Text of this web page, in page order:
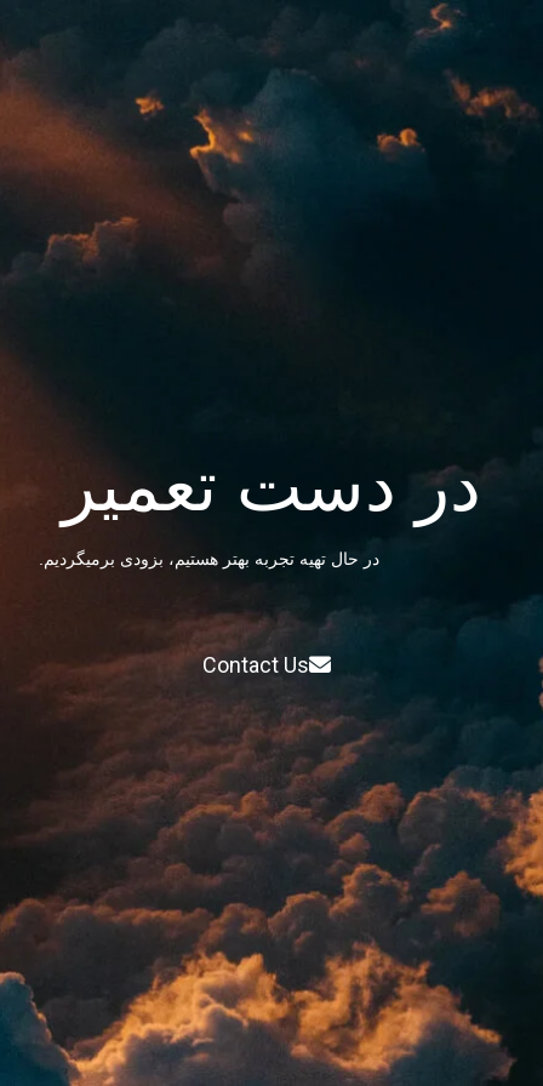
در دست تعمیر
در حال تهیه تجربه بهتر هستیم، بزودی برمیگردیم.
Contact Us